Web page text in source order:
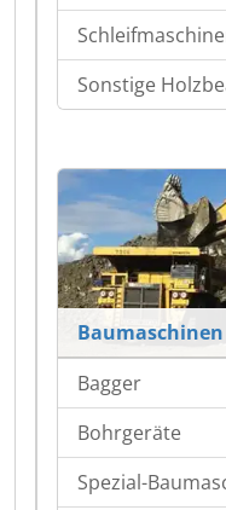
Sonstige
Baumaschinen
Bagger
Bohrgeräte
Spezial-